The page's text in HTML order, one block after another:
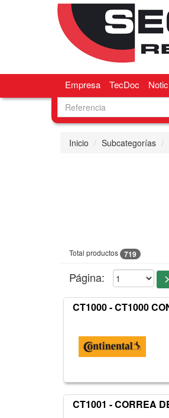
Empresa TecDoc
Inicio Subcategorías
Total productos 719
Página:
CT1000 - CT1000
CT1001 - CORREA